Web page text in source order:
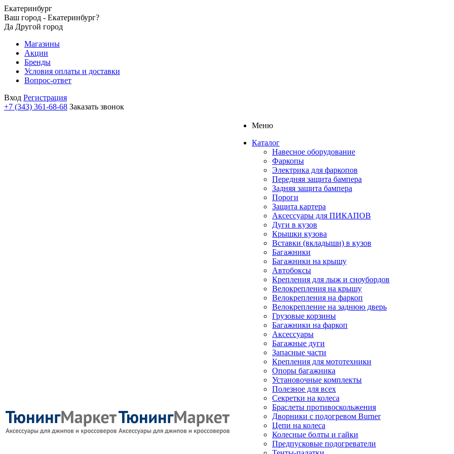
Екатеринбург
Ваш город - Екатеринбург?
Да Другой город
Магазины
Акции
Бренды
Условия оплаты и доставки
Вопрос-ответ
Вход Регистрация
+7 (343) 361-68-68 Заказать звонок
Меню
Каталог
Навесное оборудование
Фаркопы
Электрика для фаркопов
Передняя защита бампера
Задняя защита бампера
Пороги
Защита картера
Аксессуары для ПИКАПОВ
Дуги в кузов
Крышки кузова
Вставки (вкладыши) в кузов
Багажники
Багажники на крышу
Автобоксы
Крепления для лыж и сноубордов
Велокрепления на крышу
Велокрепления на фаркоп
Велокрепление на заднюю дверь
Грузовые корзины
Багажники на фаркоп
Аксессуары
Багажные дуги
Запасные части
Крепления для мототехники
Опоры багажника
Установочные комплекты
Полезное для всех
Секретки на колеса
Браслеты противоскольжения
Дворники с подогревом Burner
Цепи на колеса
Колесные болты и гайки
Предпусковые подогреватели